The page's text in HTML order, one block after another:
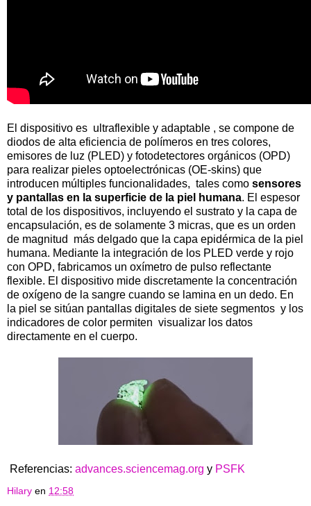
El dispositivo es ultraflexible y adaptable , se compone de
diodos de alta eficiencia de polímeros en tres colores,
emisores de luz (PLED) y fotodetectores orgánicos (OPD)
para realizar pieles optoelectrónicas (OE-skins) que
introducen múltiples funcionalidades, tales como sensores
y pantallas en la superficie de la piel humana. El espesor
total de los dispositivos, incluyendo el sustrato y la capa de
encapsulación, es de solamente 3 micras, que es un orden
de magnitud más delgado que la capa epidérmica de la piel
humana. Mediante la integración de los PLED verde y rojo
con OPD, fabricamos un oxímetro de pulso reflectante
flexible. El dispositivo mide discretamente la concentración
de oxígeno de la sangre cuando se lamina en un dedo. En
la piel se sitúan pantallas digitales de siete segmentos y los
indicadores de color permiten visualizar los datos
directamente en el cuerpo.
Referencias: advances.sciencemag.org y PSFK
Hilary en 12:58